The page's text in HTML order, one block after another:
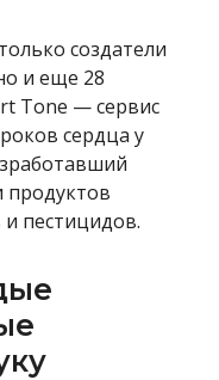
создатели
и еще 28
Tone — сервис
сердца у
продуктов
пестицидов.